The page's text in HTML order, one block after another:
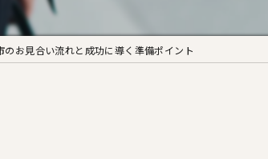
男性
お見合い流れと成功に導く準備ポイント